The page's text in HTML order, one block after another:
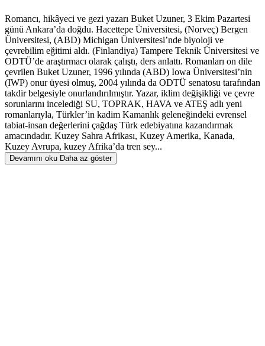
Romancı, hikâyeci ve gezi yazarı Buket Uzuner, 3 Ekim Pazartesi
günü Ankara’da doğdu. Hacettepe Üniversitesi, (Norveç) Bergen
Üniversitesi, (ABD) Michigan Üniversitesi’nde biyoloji ve
çevrebilim eğitimi aldı. (Finlandiya) Tampere Teknik Üniversitesi ve
ODTÜ’de araştırmacı olarak çalıştı, ders anlattı. Romanları on dile
çevrilen Buket Uzuner, 1996 yılında (ABD) Iowa Üniversitesi’nin
(IWP) onur üyesi olmuş, 2004 yılında da ODTÜ senatosu tarafından
takdir belgesiyle onurlandırılmıştır. Yazar, iklim değişikliği ve çevre
sorunlarını incelediği SU, TOPRAK, HAVA ve ATEŞ adlı yeni
romanlarıyla, Türkler’in kadim Kamanlık geleneğindeki evrensel
tabiat-insan değerlerini çağdaş Türk edebiyatına kazandırmak
amacındadır. Kuzey Sahra Afrikası, Kuzey Amerika, Kanada,
Kuzey Avrupa, kuzey Afrika’da tren sey...
Devamını oku Daha az göster